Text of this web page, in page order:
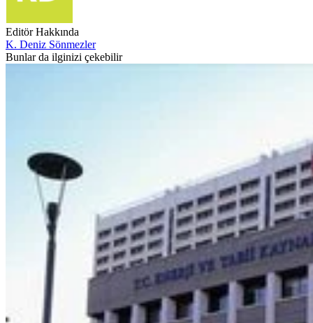
Editör Hakkında
K. Deniz Sönmezler
Bunlar da ilginizi çekebilir